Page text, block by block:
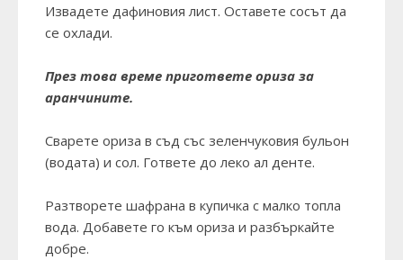
Извадете дафиновия лист. Оставете сосът да
се охлади.
През това време пригответе ориза за
аранчините.
Сварете ориза в съд със зеленчуковия бульон
(водата) и сол. Гответе до леко ал денте.
Разтворете шафрана в купичка с малко топла
вода. Добавете го към ориза и разбъркайте
добре.